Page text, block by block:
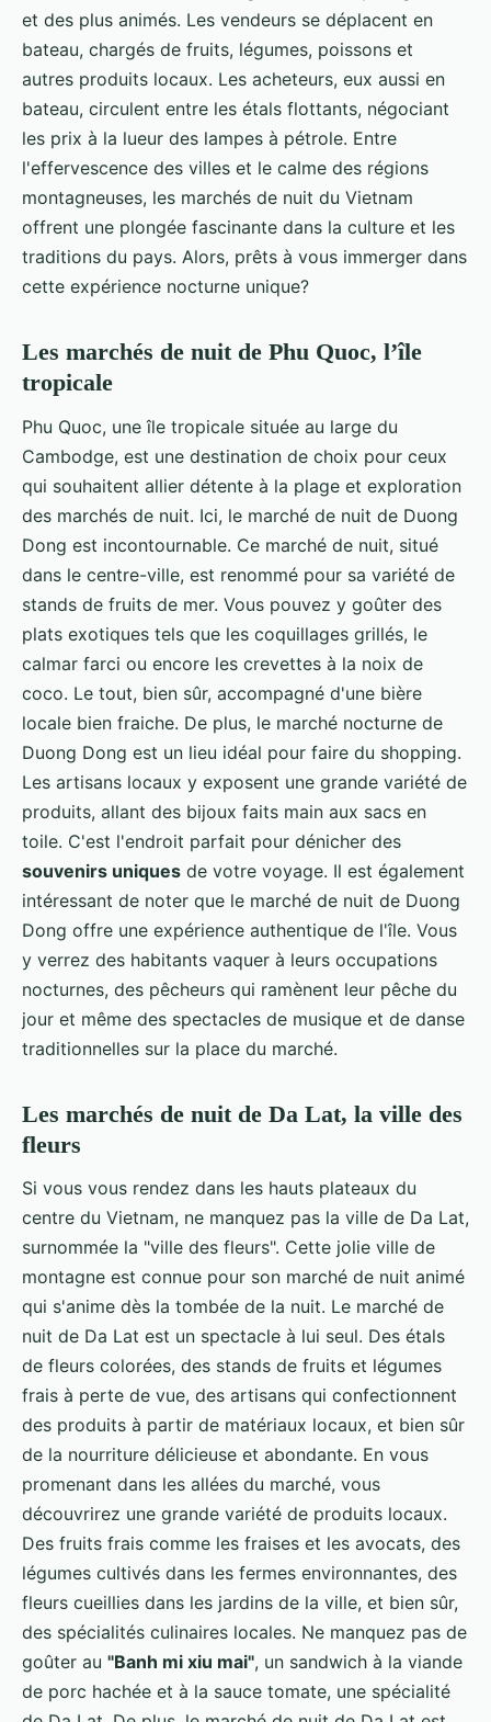
et des plus animés. Les vendeurs se déplacent en
bateau, chargés de fruits, légumes, poissons et
autres produits locaux. Les acheteurs, eux aussi en
bateau, circulent entre les étals flottants, négociant
les prix à la lueur des lampes à pétrole. Entre
l'effervescence des villes et le calme des régions
montagneuses, les marchés de nuit du Vietnam
offrent une plongée fascinante dans la culture et les
traditions du pays. Alors, prêts à vous immerger dans
cette expérience nocturne unique?
Les marchés de nuit de Phu Quoc, l’île
tropicale
Phu Quoc, une île tropicale située au large du
Cambodge, est une destination de choix pour ceux
qui souhaitent allier détente à la plage et exploration
des marchés de nuit. Ici, le marché de nuit de Duong
Dong est incontournable. Ce marché de nuit, situé
dans le centre-ville, est renommé pour sa variété de
stands de fruits de mer. Vous pouvez y goûter des
plats exotiques tels que les coquillages grillés, le
calmar farci ou encore les crevettes à la noix de
coco. Le tout, bien sûr, accompagné d'une bière
locale bien fraiche. De plus, le marché nocturne de
Duong Dong est un lieu idéal pour faire du shopping.
Les artisans locaux y exposent une grande variété de
produits, allant des bijoux faits main aux sacs en
toile. C'est l'endroit parfait pour dénicher des
souvenirs uniques de votre voyage. Il est également
intéressant de noter que le marché de nuit de Duong
Dong offre une expérience authentique de l'île. Vous
y verrez des habitants vaquer à leurs occupations
nocturnes, des pêcheurs qui ramènent leur pêche du
jour et même des spectacles de musique et de danse
traditionnelles sur la place du marché.
Les marchés de nuit de Da Lat, la ville des
fleurs
Si vous vous rendez dans les hauts plateaux du
centre du Vietnam, ne manquez pas la ville de Da Lat,
surnommée la "ville des fleurs". Cette jolie ville de
montagne est connue pour son marché de nuit animé
qui s'anime dès la tombée de la nuit. Le marché de
nuit de Da Lat est un spectacle à lui seul. Des étals
de fleurs colorées, des stands de fruits et légumes
frais à perte de vue, des artisans qui confectionnent
des produits à partir de matériaux locaux, et bien sûr
de la nourriture délicieuse et abondante. En vous
promenant dans les allées du marché, vous
découvrirez une grande variété de produits locaux.
Des fruits frais comme les fraises et les avocats, des
légumes cultivés dans les fermes environnantes, des
fleurs cueillies dans les jardins de la ville, et bien sûr,
des spécialités culinaires locales. Ne manquez pas de
goûter au "Banh mi xiu mai", un sandwich à la viande
de porc hachée et à la sauce tomate, une spécialité